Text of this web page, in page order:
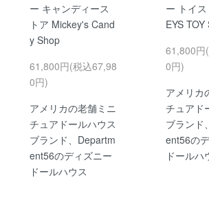
ー キャンディース
トア Mickey's Cand
y Shop
61,800円(税込67,98
0円)
アメリカの老舗ミニ
チュアドールハウス
ブランド、Departm
ent56のディズニー
ドールハウス
ー トイ
EYS TOY
61,800円
0円)
アメリカ
チュアド
ブランド
ent56の
ドールハ